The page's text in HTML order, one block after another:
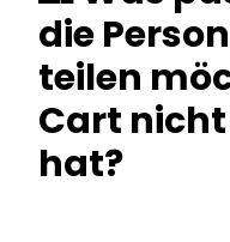
die
teilen
Cart
hat?